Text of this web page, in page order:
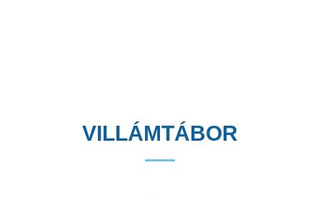
VILLÁMTÁBOR